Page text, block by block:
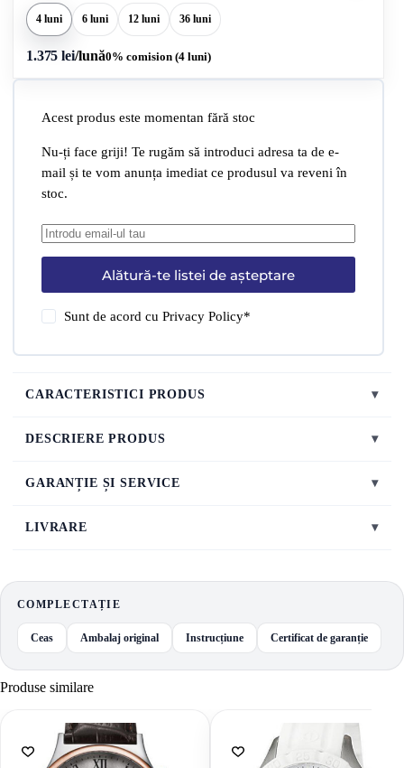
4 luni 6 luni 12 luni 36 luni
1.375 lei/lună0% comision (4 luni)
Acest produs este momentan fără stoc
Nu-ți face griji! Te rugăm să introduci adresa ta de e-
mail și te vom anunța imediat ce produsul va reveni în
stoc.
Alătură-te listei de așteptare
Sunt de acord cuPrivacy Policy*
CARACTERISTICI PRODUS ▾
DESCRIERE PRODUS ▾
GARANȚIE ȘI SERVICE ▾
LIVRARE ▾
COMPLECTAȚIE
Ceas Ambalaj original Instrucțiune Certificat de garanție
Produse similare